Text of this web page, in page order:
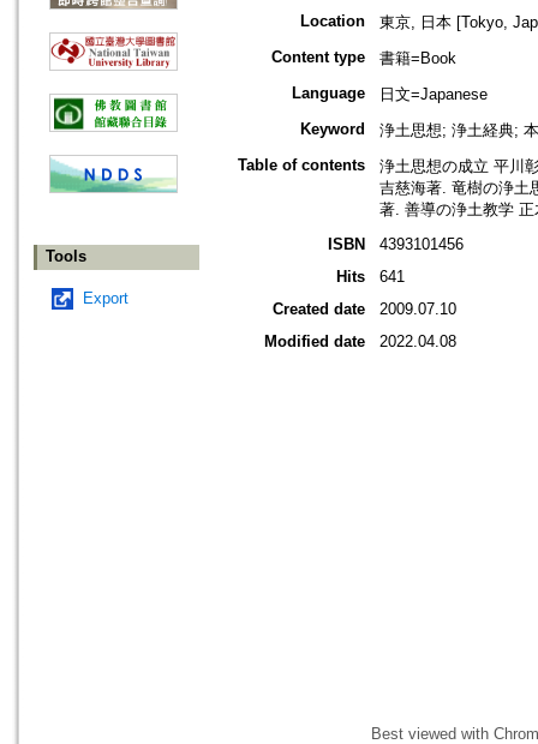
Tools
Export
Location
東京, 日本 [Tokyo,
Content type
書籍=Book
Language
日文=Japanese
Keyword
浄土思想; 浄土経典;
Table of contents
浄土思想の成立 平川
吉慈海著. 竜樹の浄土
著. 善導の浄土教学
ISBN
4393101456
Hits
641
Created date
2009.07.10
Modified date
2022.04.08
Best viewed with